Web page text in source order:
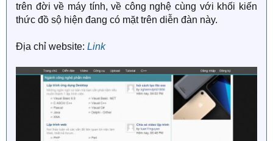
trên đời về máy tính, về công nghệ cùng với khối kiến
thức đồ sộ hiện đang có mặt trên diễn đàn này.
Địa chỉ website: Link